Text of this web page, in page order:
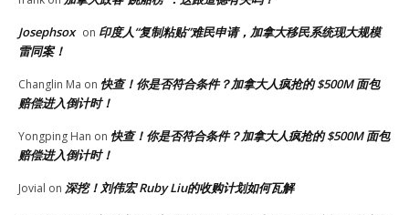
Josephsox on 印度人“复制粘贴”难民申请，加拿大移民系统现大规模
雷同案！
Changlin Ma on 快查！你是否符合条件？加拿大人疯抢的 $500M 面包
赔偿进入倒计时！
Yongping Han on 快查！你是否符合条件？加拿大人疯抢的 $500M 面包
赔偿进入倒计时！
Jovial on 深挖！刘伟宏 Ruby Liu的收购计划如何瓦解